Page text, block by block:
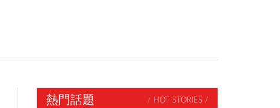
熱門話題 / HOT STORIES /